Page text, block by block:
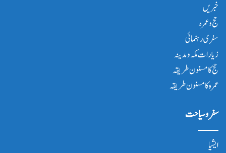
خبریں
حج و عمرہ
سفری رہنمائی
زیارات مکہ و مدینہ
حج کا مسنون طریقہ
عمرہ کا مسنون طریقہ
سفر و سیاحت
ایشیا